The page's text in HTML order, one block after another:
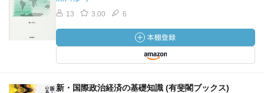
13 3.00 6
新・国際政治経済の基礎知識 (有斐閣ブックス)